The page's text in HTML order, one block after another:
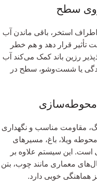
سطح
استخر، باقی ماندن آب
تأثیر قرار دهد و هم خطر
رزین باند کمک می‌کند آب
یا شست‌وشو، سطح در
محوطه‌سازی
مقاومت مناسب و نگهداری
ویلا، باغ، مسیرهای
است. این سیستم علاوه بر
معماری مانند چوب، بتن
هماهنگی خوبی دارد.